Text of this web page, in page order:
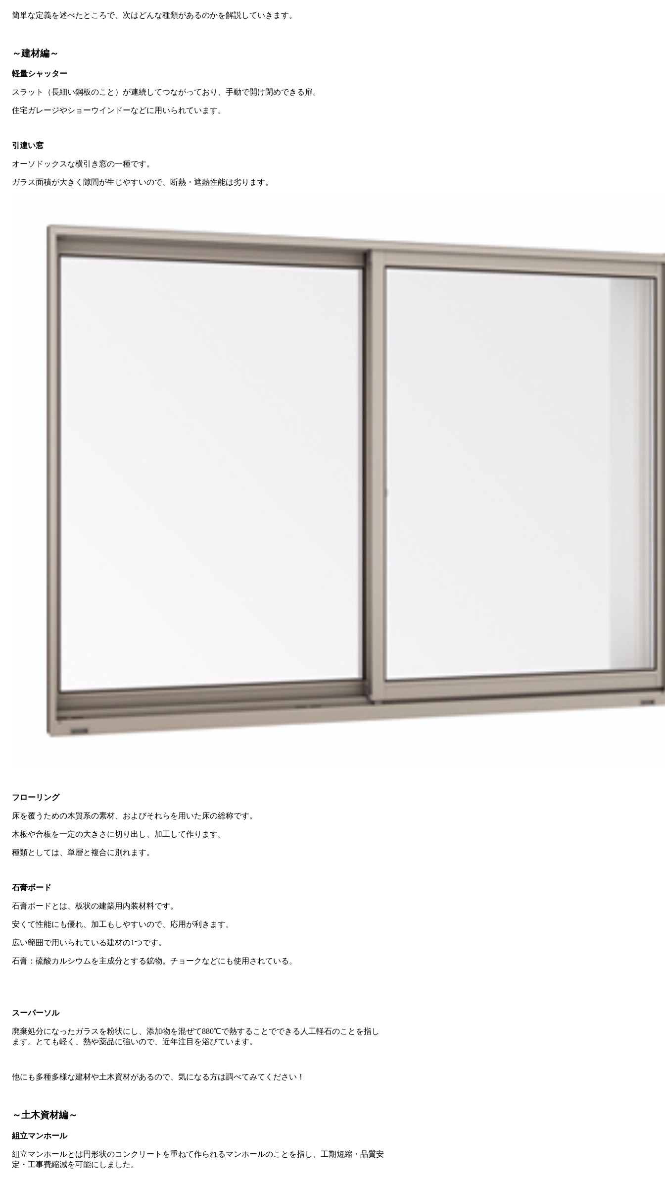
簡単な定義を述べたところで、次はどんな種類があるのかを解説していきます。
～建材編～
軽量シャッター
スラット（長細い鋼板のこと）が連続してつながっており、手動で開け閉めできる扉。
住宅ガレージやショーウインドーなどに用いられています。
引違い窓
オーソドックスな横引き窓の一種です。
ガラス面積が大きく隙間が生じやすいので、断熱・遮熱性能は劣ります。
フローリング
床を覆うための木質系の素材、およびそれらを用いた床の総称です。
木板や合板を一定の大きさに切り出し、加工して作ります。
種類としては、単層と複合に別れます。
石膏ボード
石膏ボードとは、板状の建築用内装材料です。
安くて性能にも優れ、加工もしやすいので、応用が利きます。
広い範囲で用いられている建材の1つです。
石膏：硫酸カルシウムを主成分とする鉱物。チョークなどにも使用されている。
スーパーソル
廃棄処分になったガラスを粉状にし、添加物を混ぜて880℃で熱することでできる人工軽石のことを指し
ます。とても軽く、熱や薬品に強いので、近年注目を浴びています。
他にも多種多様な建材や土木資材があるので、気になる方は調べてみてください！
～土木資材編～
組立マンホール
組立マンホールとは円形状のコンクリートを重ねて作られるマンホールのことを指し、工期短縮・品質安
定・工事費縮減を可能にしました。